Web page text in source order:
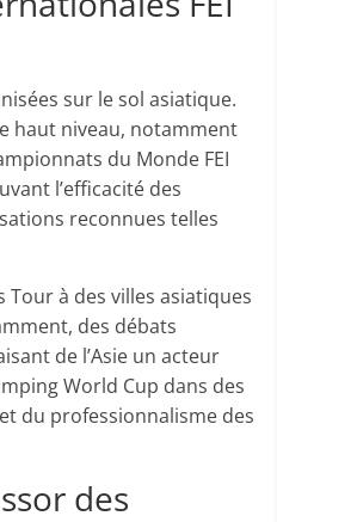
sur le sol asiatique.
haut niveau, notamment
du Monde FEI
l’efficacité des
reconnues telles
à des villes asiatiques
des débats
de l’Asie un acteur
World Cup dans des
du professionnalisme des
des